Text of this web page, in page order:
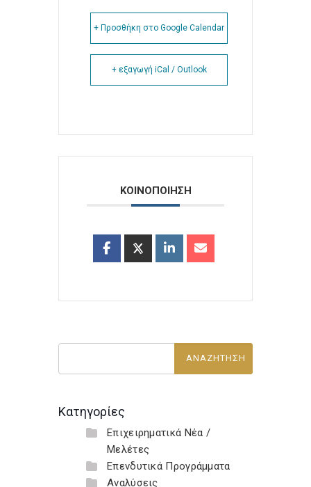
+ Προσθήκη στο Google Calendar
+ εξαγωγή iCal / Outlook
ΚΟΙΝΟΠΟΙΗΣΗ
Κατηγορίες
Επιχειρηματικά Νέα /
Μελέτες
Επενδυτικά Προγράμματα
Αναλύσεις